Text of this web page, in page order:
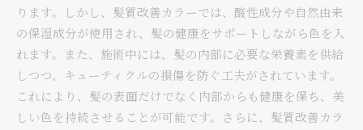
髪質改善カラーの効果を持続させるヒント
ヘアオイルやセラムでのケア方法
美しい髪のための食生活と習慣
髪質改善カラーで得られる髪の健康と美しさの両立
髪の健康を保ちながら理想の色を手に入れる
ります。しかし、髪質改善カラーでは、酸性成分や自然由来
の保湿成分が使用され、髪の健康をサポートしながら色を入
れます。また、施術中には、髪の内部に必要な栄養素を供給
しつつ、キューティクルの損傷を防ぐ工夫がされています。
これにより、髪の表面だけでなく内部からも健康を保ち、美
しい色を持続させることが可能です。さらに、髪質改善カラ